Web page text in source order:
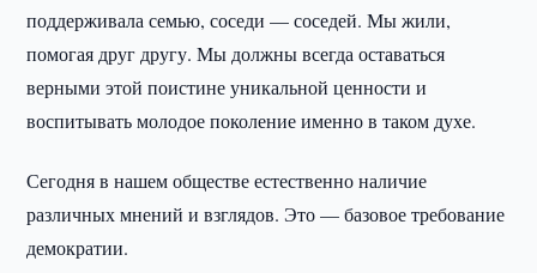
поддерживала семью, соседи — соседей. Мы жили,
помогая друг другу. Мы должны всегда оставаться
верными этой поистине уникальной ценности и
воспитывать молодое поколение именно в таком духе.
Сегодня в нашем обществе естественно наличие
различных мнений и взглядов. Это — базовое требование
демократии.